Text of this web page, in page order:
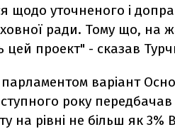
щодо уточненого і
ради. Тому що, на
цей проект" - сказав
варіант
року
на рівні не більш як 3%